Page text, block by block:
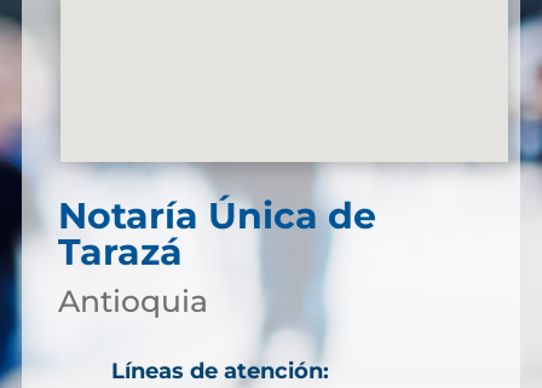
Notaría Única de
Tarazá
Antioquia
Líneas de atención: